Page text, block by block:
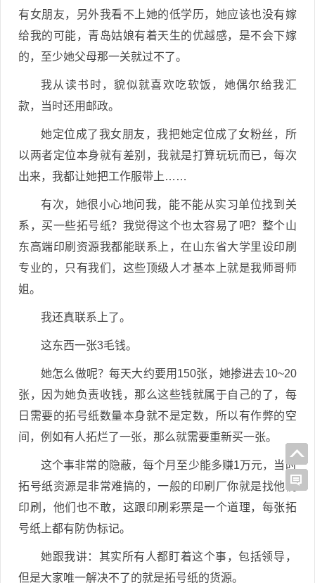
有女朋友，另外我看不上她的低学历，她应该也没有嫁
给我的可能，青岛姑娘有着天生的优越感，是不会下嫁
的，至少她父母那一关就过不了。
我从读书时，貌似就喜欢吃软饭，她偶尔给我汇
款，当时还用邮政。
她定位成了我女朋友，我把她定位成了女粉丝，所
以两者定位本身就有差别，我就是打算玩玩而已，每次
出来，我都让她把工作服带上……
有次，她很小心地问我，能不能从实习单位找到关
系，买一些拓号纸？我觉得这个也太容易了吧？整个山
东高端印刷资源我都能联系上，在山东省大学里设印刷
专业的，只有我们，这些顶级人才基本上就是我师哥师
姐。
我还真联系上了。
这东西一张3毛钱。
她怎么做呢？每天大约要用150张，她掺进去10~20
张，因为她负责收钱，那么这些钱就属于自己的了，每
日需要的拓号纸数量本身就不是定数，所以有作弊的空
间，例如有人拓烂了一张，那么就需要重新买一张。
这个事非常的隐蔽，每个月至少能多赚1万元，当时
拓号纸资源是非常难搞的，一般的印刷厂你就是找他们
印刷，他们也不敢，这跟印刷彩票是一个道理，每张拓
号纸上都有防伪标记。
她跟我讲：其实所有人都盯着这个事，包括领导，
但是大家唯一解决不了的就是拓号纸的货源。